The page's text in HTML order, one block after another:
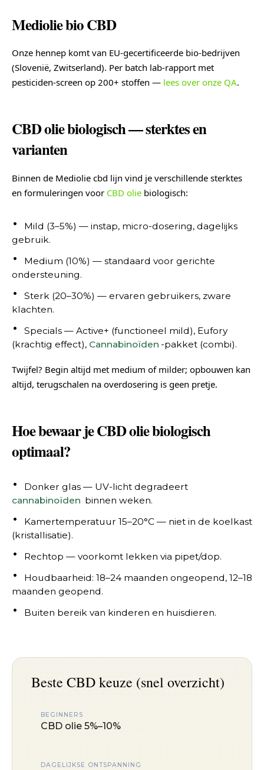
Mediolie bio CBD
Onze hennep komt van EU-gecertificeerde bio-bedrijven
(Slovenië, Zwitserland). Per batch lab-rapport met
pesticiden-screen op 200+ stoffen — lees over onze QA.
CBD olie biologisch — sterktes en
varianten
Binnen de Mediolie cbd lijn vind je verschillende sterktes
en formuleringen voor CBD olie biologisch:
Mild (3–5%) — instap, micro-dosering, dagelijks
gebruik.
Medium (10%) — standaard voor gerichte
ondersteuning.
Sterk (20–30%) — ervaren gebruikers, zware
klachten.
Specials — Active+ (functioneel mild), Eufory
(krachtig effect), Cannabinoïden -pakket (combi).
Twijfel? Begin altijd met medium of milder; opbouwen kan
altijd, terugschalen na overdosering is geen pretje.
Hoe bewaar je CBD olie biologisch
optimaal?
Donker glas — UV-licht degradeert
cannabinoïden binnen weken.
Kamertemperatuur 15–20°C — niet in de koelkast
(kristallisatie).
Rechtop — voorkomt lekken via pipet/dop.
Houdbaarheid: 18–24 maanden ongeopend, 12–18
maanden geopend.
Buiten bereik van kinderen en huisdieren.
Beste CBD keuze (snel overzicht)
BEGINNERS
CBD olie 5%–10%
DAGELIJKSE ONTSPANNING